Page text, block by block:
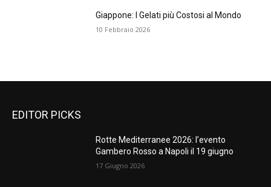
Giappone: I Gelati più Costosi al Mondo
10 Febbraio 2026
EDITOR PICKS
Rotte Mediterranee 2026: l’evento
Gambero Rosso a Napoli il 19 giugno
17 Giugno 2026